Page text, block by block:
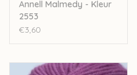
Annell Malmedy - Kleur
2553
€3,60